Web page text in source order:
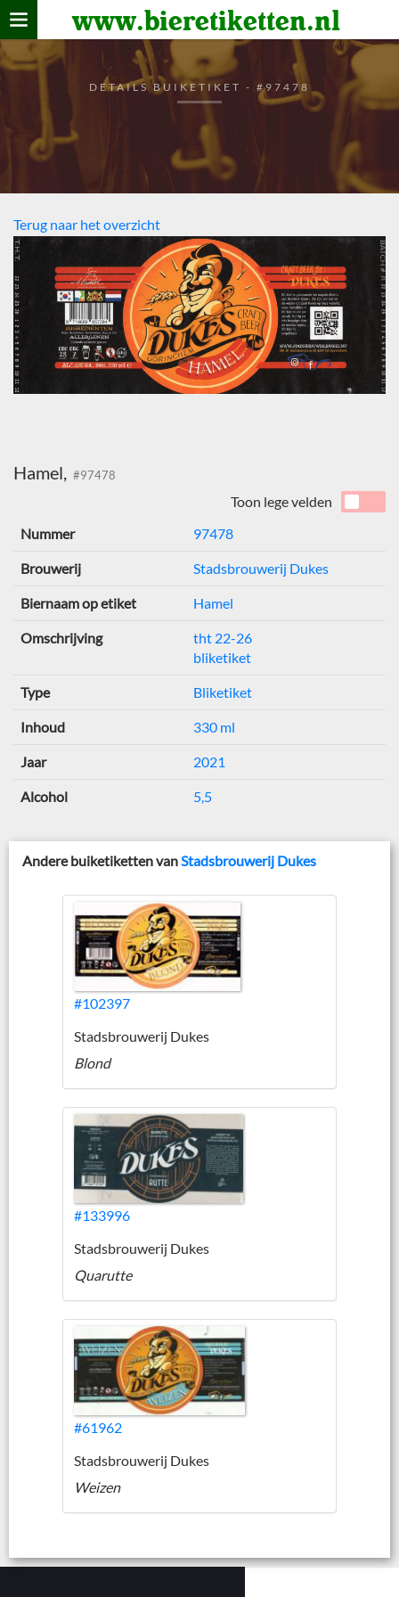
www.bieretiketten.nl
Home
verzamelen
De bierkaart
Bezoekers
DETAILS BUIKETIKET - #97478
Terug naar het overzicht
Hamel, #97478
Toon lege velden
Nummer
97478
Brouwerij Stadsbrouwerij Dukes
Biernaam op etiket Hamel
Omschrijving
tht 22-26
bliketiket
Type Bliketiket
Inhoud 330 ml
Jaar 2021
Alcohol 5,5
Andere buiketiketten vanStadsbrouwerij Dukes
#102397
Stadsbrouwerij Dukes
Blond
#133996
Stadsbrouwerij Dukes
Quarutte
#61962
Stadsbrouwerij Dukes
Weizen